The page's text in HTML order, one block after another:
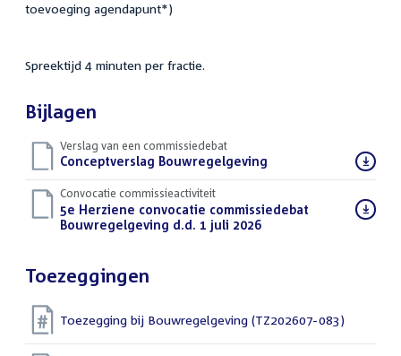
toevoeging agendapunt*)
Spreektijd 4 minuten per fractie.
Bijlagen
Verslag van een commissiedebat
Download
bestand:
Conceptverslag Bouwregelgeving
Convocatie commissieactiviteit
Download
bestand:
5e Herziene convocatie commissiedebat
Bouwregelgeving d.d. 1 juli 2026(PDF)
Toezeggingen
Toezegging bij Bouwregelgeving (TZ202607-083)